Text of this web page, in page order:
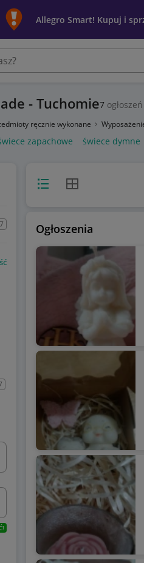
Allegro Smart! Kupuj i
- Tuchomie7 ogłoszeń
ręcznie wykonane
zapachowe świece dymne
7
Widok listyWidok siatki
Ogłoszenia